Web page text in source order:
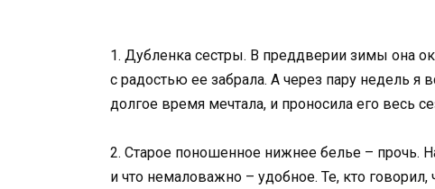
1. Дубленка сестры. В преддверии зимы она
с радостью ее забрала. А через пару недель я
долгое время мечтала, и проносила его весь
2. Старое поношенное нижнее белье – прочь.
и что немаловажно – удобное. Те, кто